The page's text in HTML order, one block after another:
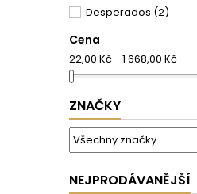
Desperados (2)
Cena
22,00 Kč - 1 668,00 Kč
ZNAČKY
NEJPRODÁVANĚJŠÍ